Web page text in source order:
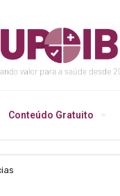
Conteúdo Gratuito